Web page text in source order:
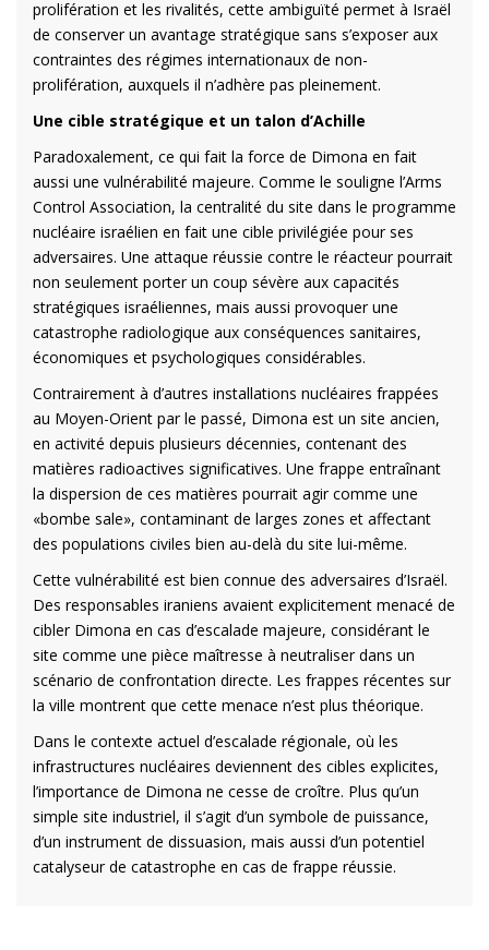
prolifération et les rivalités, cette ambiguïté permet à Israël
de conserver un avantage stratégique sans s’exposer aux
contraintes des régimes internationaux de non-
prolifération, auxquels il n’adhère pas pleinement.
Une cible stratégique et un talon d’Achille
Paradoxalement, ce qui fait la force de Dimona en fait
aussi une vulnérabilité majeure. Comme le souligne l’Arms
Control Association, la centralité du site dans le programme
nucléaire israélien en fait une cible privilégiée pour ses
adversaires. Une attaque réussie contre le réacteur pourrait
non seulement porter un coup sévère aux capacités
stratégiques israéliennes, mais aussi provoquer une
catastrophe radiologique aux conséquences sanitaires,
économiques et psychologiques considérables.
Contrairement à d’autres installations nucléaires frappées
au Moyen-Orient par le passé, Dimona est un site ancien,
en activité depuis plusieurs décennies, contenant des
matières radioactives significatives. Une frappe entraînant
la dispersion de ces matières pourrait agir comme une
«bombe sale», contaminant de larges zones et affectant
des populations civiles bien au-delà du site lui-même.
Cette vulnérabilité est bien connue des adversaires d’Israël.
Des responsables iraniens avaient explicitement menacé de
cibler Dimona en cas d’escalade majeure, considérant le
site comme une pièce maîtresse à neutraliser dans un
scénario de confrontation directe. Les frappes récentes sur
la ville montrent que cette menace n’est plus théorique.
Dans le contexte actuel d’escalade régionale, où les
infrastructures nucléaires deviennent des cibles explicites,
l’importance de Dimona ne cesse de croître. Plus qu’un
simple site industriel, il s’agit d’un symbole de puissance,
d’un instrument de dissuasion, mais aussi d’un potentiel
catalyseur de catastrophe en cas de frappe réussie.